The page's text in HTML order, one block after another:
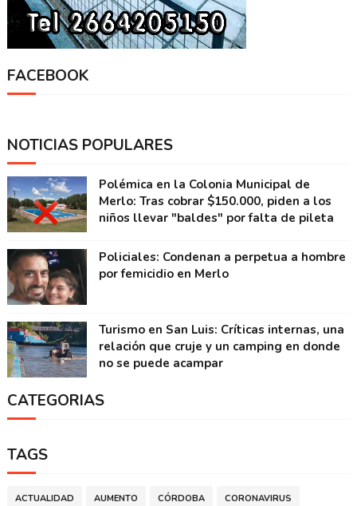
FACEBOOK
NOTICIAS POPULARES
Polémica en la Colonia Municipal de
Merlo: Tras cobrar $150.000, piden a los
niños llevar "baldes" por falta de pileta
Policiales: Condenan a perpetua a hombre
por femicidio en Merlo
Turismo en San Luis: Críticas internas, una
relación que cruje y un camping en donde
no se puede acampar
CATEGORIAS
TAGS
ACTUALIDAD AUMENTO CÓRDOBA CORONAVIRUS